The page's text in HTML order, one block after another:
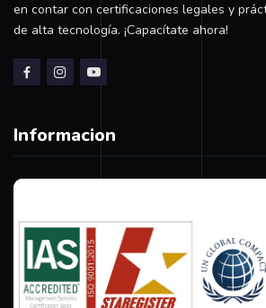
en contar con certificaciones legales y
de alta tecnología. ¡Capacítate ahora!
Informacion